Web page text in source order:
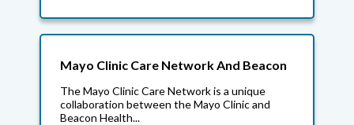
Mayo Clinic Care Network And Beacon
The Mayo Clinic Care Network is a unique
collaboration between the Mayo Clinic and
Beacon Health...